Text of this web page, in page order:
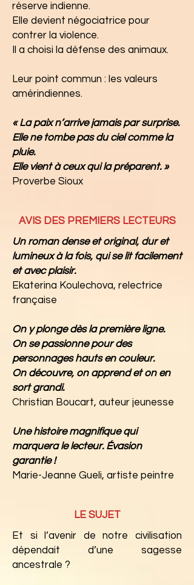
réserve indienne.
Elle devient négociatrice pour
contrer la violence.
Il a choisi la défense des animaux.
Leur point commun : les valeurs
amérindiennes.
« La paix n’arrive jamais par surprise.
Elle ne tombe pas du ciel comme la
pluie.
Elle vient à ceux qui la préparent. »
Proverbe Sioux
AVIS DES PREMIERS LECTEURS
Un roman dense et original, dur et
lumineux à la fois, qui se lit facilement
et avec plaisir.
Ekaterina Koulechova, relectrice
française
On y plonge dès la première ligne.
On se passionne pour des
personnages hauts en couleur.
On découvre, on apprend et on en
sort grandi.
Christian Boucart, auteur jeunesse
Une histoire magnifique qui
marquera le lecteur. Évasion
garantie !
Marie-Jeanne Gueli, artiste peintre
LE SUJET
Et si l’avenir de notre civilisation
dépendait d’une sagesse
ancestrale ?